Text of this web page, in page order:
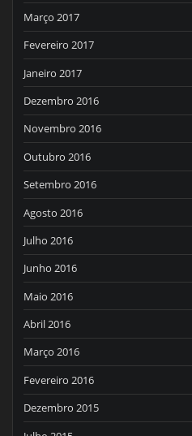
Março 2017
Fevereiro 2017
Janeiro 2017
Dezembro 2016
Novembro 2016
Outubro 2016
Setembro 2016
Agosto 2016
Julho 2016
Junho 2016
Maio 2016
Abril 2016
Março 2016
Fevereiro 2016
Dezembro 2015